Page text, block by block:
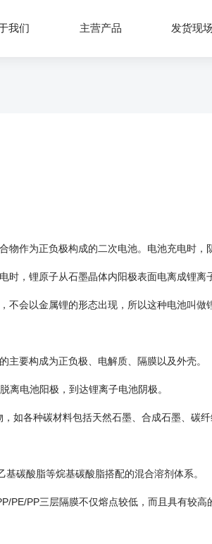
我们 主营产品 发货现场
作为正负极构成的二次电池。电池充电时，
时，锂原子从石墨晶体内阳极表面电离成锂离
会以金属锂的形态出现，所以这种电池叫做
要构成为正负极、电解质、隔膜以及外壳。
电池阳极，到达锂离子电池阴极。
各种碳材料包括天然石墨、合成石墨、碳
碳酸脂等烷基碳酸脂搭配的混合溶剂体系。
PP三层隔膜不仅熔点较低，而且具有较高